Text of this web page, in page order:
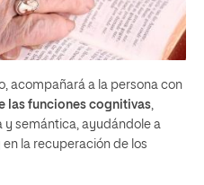
acompañará a la persona con
las funciones cognitivas
y semántica, ayudándole a
la recuperación de los